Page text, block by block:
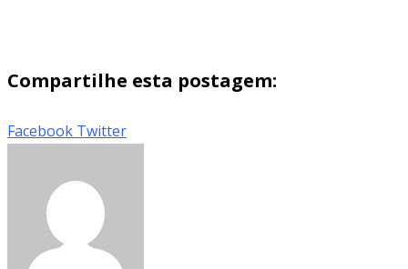
Compartilhe esta postagem:
Facebook TwitterLinkedIn
Pinterest
Whatsapp
Print
Share